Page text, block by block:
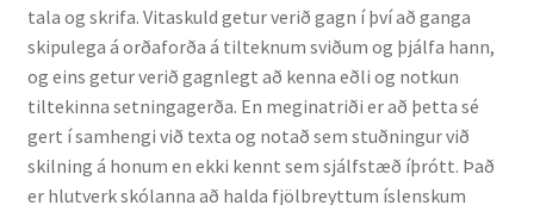
Söguleg setningafræði
Hljóð og hljóðkerfi
Staða íslenskunnar
tala og skrifa. Vitaskuld getur verið gagn í því að ganga
skipulega á orðaforða á tilteknum sviðum og þjálfa hann,
og eins getur verið gagnlegt að kenna eðli og notkun
tiltekinna setningagerða. En meginatriði er að þetta sé
gert í samhengi við texta og notað sem stuðningur við
skilning á honum en ekki kennt sem sjálfstæð íþrótt. Það
er hlutverk skólanna að halda fjölbreyttum íslenskum